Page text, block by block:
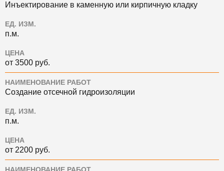
Инъектирование в каменную или кирпичную кладку
ЕД. ИЗМ.
п.м.
ЦЕНА
от 3500 руб.
НАИМЕНОВАНИЕ РАБОТ
Создание отсечной гидроизоляции
ЕД. ИЗМ.
п.м.
ЦЕНА
от 2200 руб.